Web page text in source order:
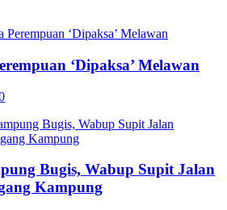
‘Dipaksa’ Melawan
Bugis, Wabup Supit Jalan
Kampung